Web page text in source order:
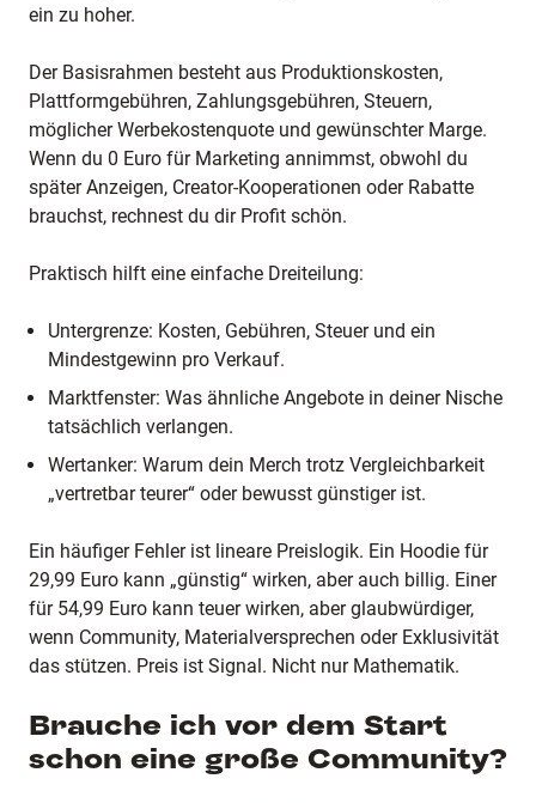
ein zu hoher.
Der Basisrahmen besteht aus Produktionskosten,
Plattformgebühren, Zahlungsgebühren, Steuern,
möglicher Werbekostenquote und gewünschter Marge.
Wenn du 0 Euro für Marketing annimmst, obwohl du
später Anzeigen, Creator-Kooperationen oder Rabatte
brauchst, rechnest du dir Profit schön.
Praktisch hilft eine einfache Dreiteilung:
Untergrenze: Kosten, Gebühren, Steuer und ein
Mindestgewinn pro Verkauf.
Marktfenster: Was ähnliche Angebote in deiner Nische
tatsächlich verlangen.
Wertanker: Warum dein Merch trotz Vergleichbarkeit
„vertretbar teurer“ oder bewusst günstiger ist.
Ein häufiger Fehler ist lineare Preislogik. Ein Hoodie für
29,99 Euro kann „günstig“ wirken, aber auch billig. Einer
für 54,99 Euro kann teuer wirken, aber glaubwürdiger,
wenn Community, Materialversprechen oder Exklusivität
das stützen. Preis ist Signal. Nicht nur Mathematik.
Brauche ich vor dem Start
schon eine große Community?